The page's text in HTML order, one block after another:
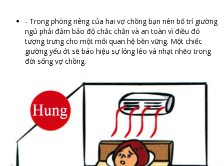
- Trong phòng riêng của hai vợ chồng bạn nên bố trí giường
ngủ phải đảm bảo độ chắc chắn và an toàn vì điều đó
tượng trưng cho một mối quan hệ bền vững. Một chiếc
giường yếu ớt sẽ báo hiệu sự lỏng lẻo và nhạt nhẽo trong
đời sống vợ chồng.